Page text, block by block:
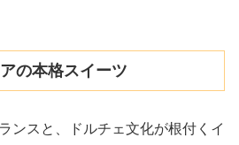
の本格スイーツ
ンスと、ドルチェ文化が根付くイ